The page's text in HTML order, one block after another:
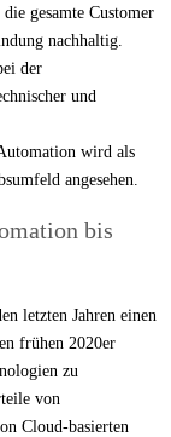
gesamte Customer
nachhaltig.
der
und
wird als
angesehen.
bis
letzten Jahren einen
frühen 2020er
zu
von
Cloud-basierten